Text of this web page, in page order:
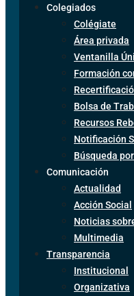
Colegiados
Colégiate
Área privada
Ventanilla
Formación
Bolsa de
Recursos
Notificación
Búsqueda
Comunicación
Actualidad
Acción Social
Noticias
Multimedia
Transparencia
Institucional
Organizativa